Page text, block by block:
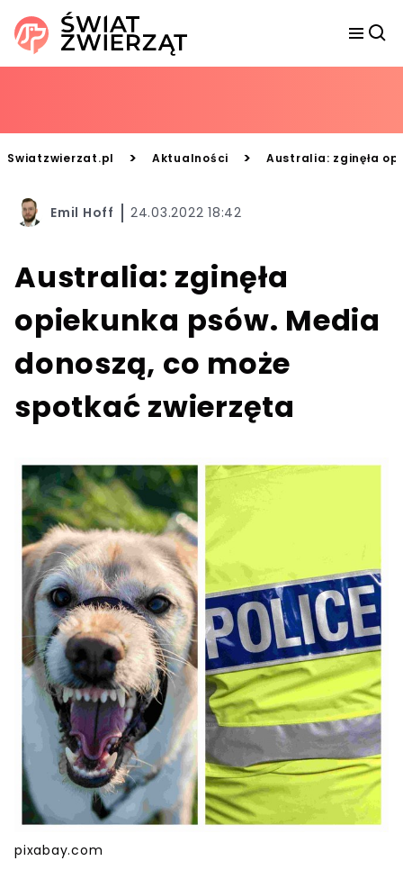
Swiatzwierzat.pl > Aktualności > Australia: zginęła
Emil Hoff 24.03.2022 18:42
Australia: zginęła
opiekunka psów. Media
donoszą, co może
spotkać zwierzęta
pixabay.com